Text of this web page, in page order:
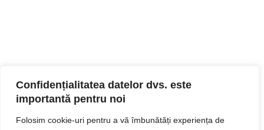
Confidențialitatea datelor dvs. este
importantă pentru noi
Folosim cookie-uri pentru a vă îmbunătăți experiența de